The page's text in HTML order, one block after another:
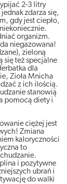
2-3 litry
zdarza się,
gdy jest ciepło,
organizm.
niegazowana!
zieloną
się też specjalne
dla
Zioła Mnicha
z ich ilością.
stanowią
pomocą diety i
ciężej jest
Zmiana
kaloryczności
to
i pozytywne
ubrań i
do walki